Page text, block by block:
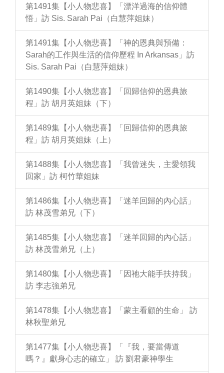
第1491集【小人物悲喜】「漂洋過海的信仰體
悟」訪 Sis. Sarah Pai（白慧萍姐妹）
第1491集【小人物悲喜】「神的恩典與預備：
Sarah的工作與生活的信仰歷程 In Arkansas」訪
Sis. Sarah Pai（白慧萍姐妹）
第1490集【小人物悲喜】「回歸信仰的恩典旅
程」訪 胡月英姐妹（下）
第1489集【小人物悲喜】「回歸信仰的恩典旅
程」訪 胡月英姐妹（上）
第1488集【小人物悲喜】「我曾迷失，主愛領我
回家」訪 柯竹華姐妹
第1486集【小人物悲喜】「迷羊回歸的內心話」
訪 林茂雪弟兄（下）
第1485集【小人物悲喜】「迷羊回歸的內心話」
訪 林茂雪弟兄（上）
第1480集【小人物悲喜】「因祂大能手扶持我」
訪 李志強弟兄
第1478集【小人物悲喜】「蒙主看顧的生命」 訪
林秋聖弟兄
第1477集【小人物悲喜】「『我，要當傳道
嗎？』獻身心志的確立」 訪 劉君豪神學生